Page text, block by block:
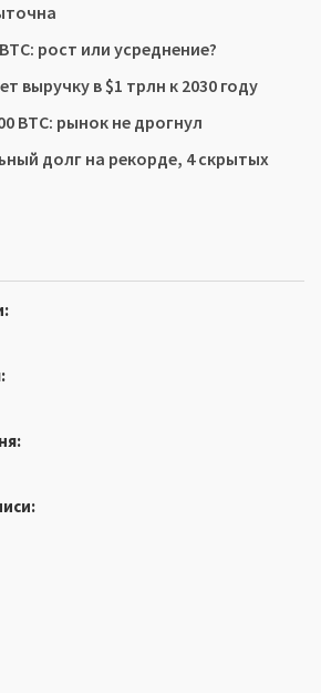
рост или усреднение?
выручку в $1 трлн к 2030 году
BTC: рынок не дрогнул
долг на рекорде, 4 скрытых